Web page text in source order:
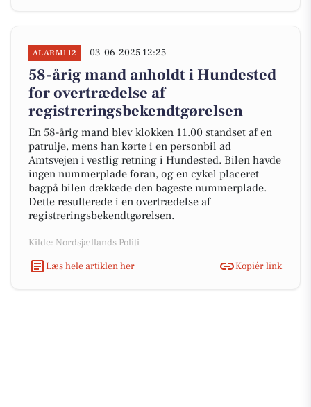
ALARM112 03-06-2025 12:25
58-årig mand anholdt i Hundested
for overtrædelse af
registreringsbekendtgørelsen
En 58-årig mand blev klokken 11.00 standset af en
patrulje, mens han kørte i en personbil ad
Amtsvejen i vestlig retning i Hundested. Bilen havde
ingen nummerplade foran, og en cykel placeret
bagpå bilen dækkede den bageste nummerplade.
Dette resulterede i en overtrædelse af
registreringsbekendtgørelsen.
Kilde: Nordsjællands Politi
Læs hele artiklen her
Kopiér link